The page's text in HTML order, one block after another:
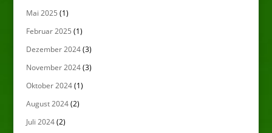
Mai 2025 (1)
Februar 2025 (1)
Dezember 2024(3)
November 2024(3)
Oktober 2024(1)
August 2024(2)
Juli 2024(2)